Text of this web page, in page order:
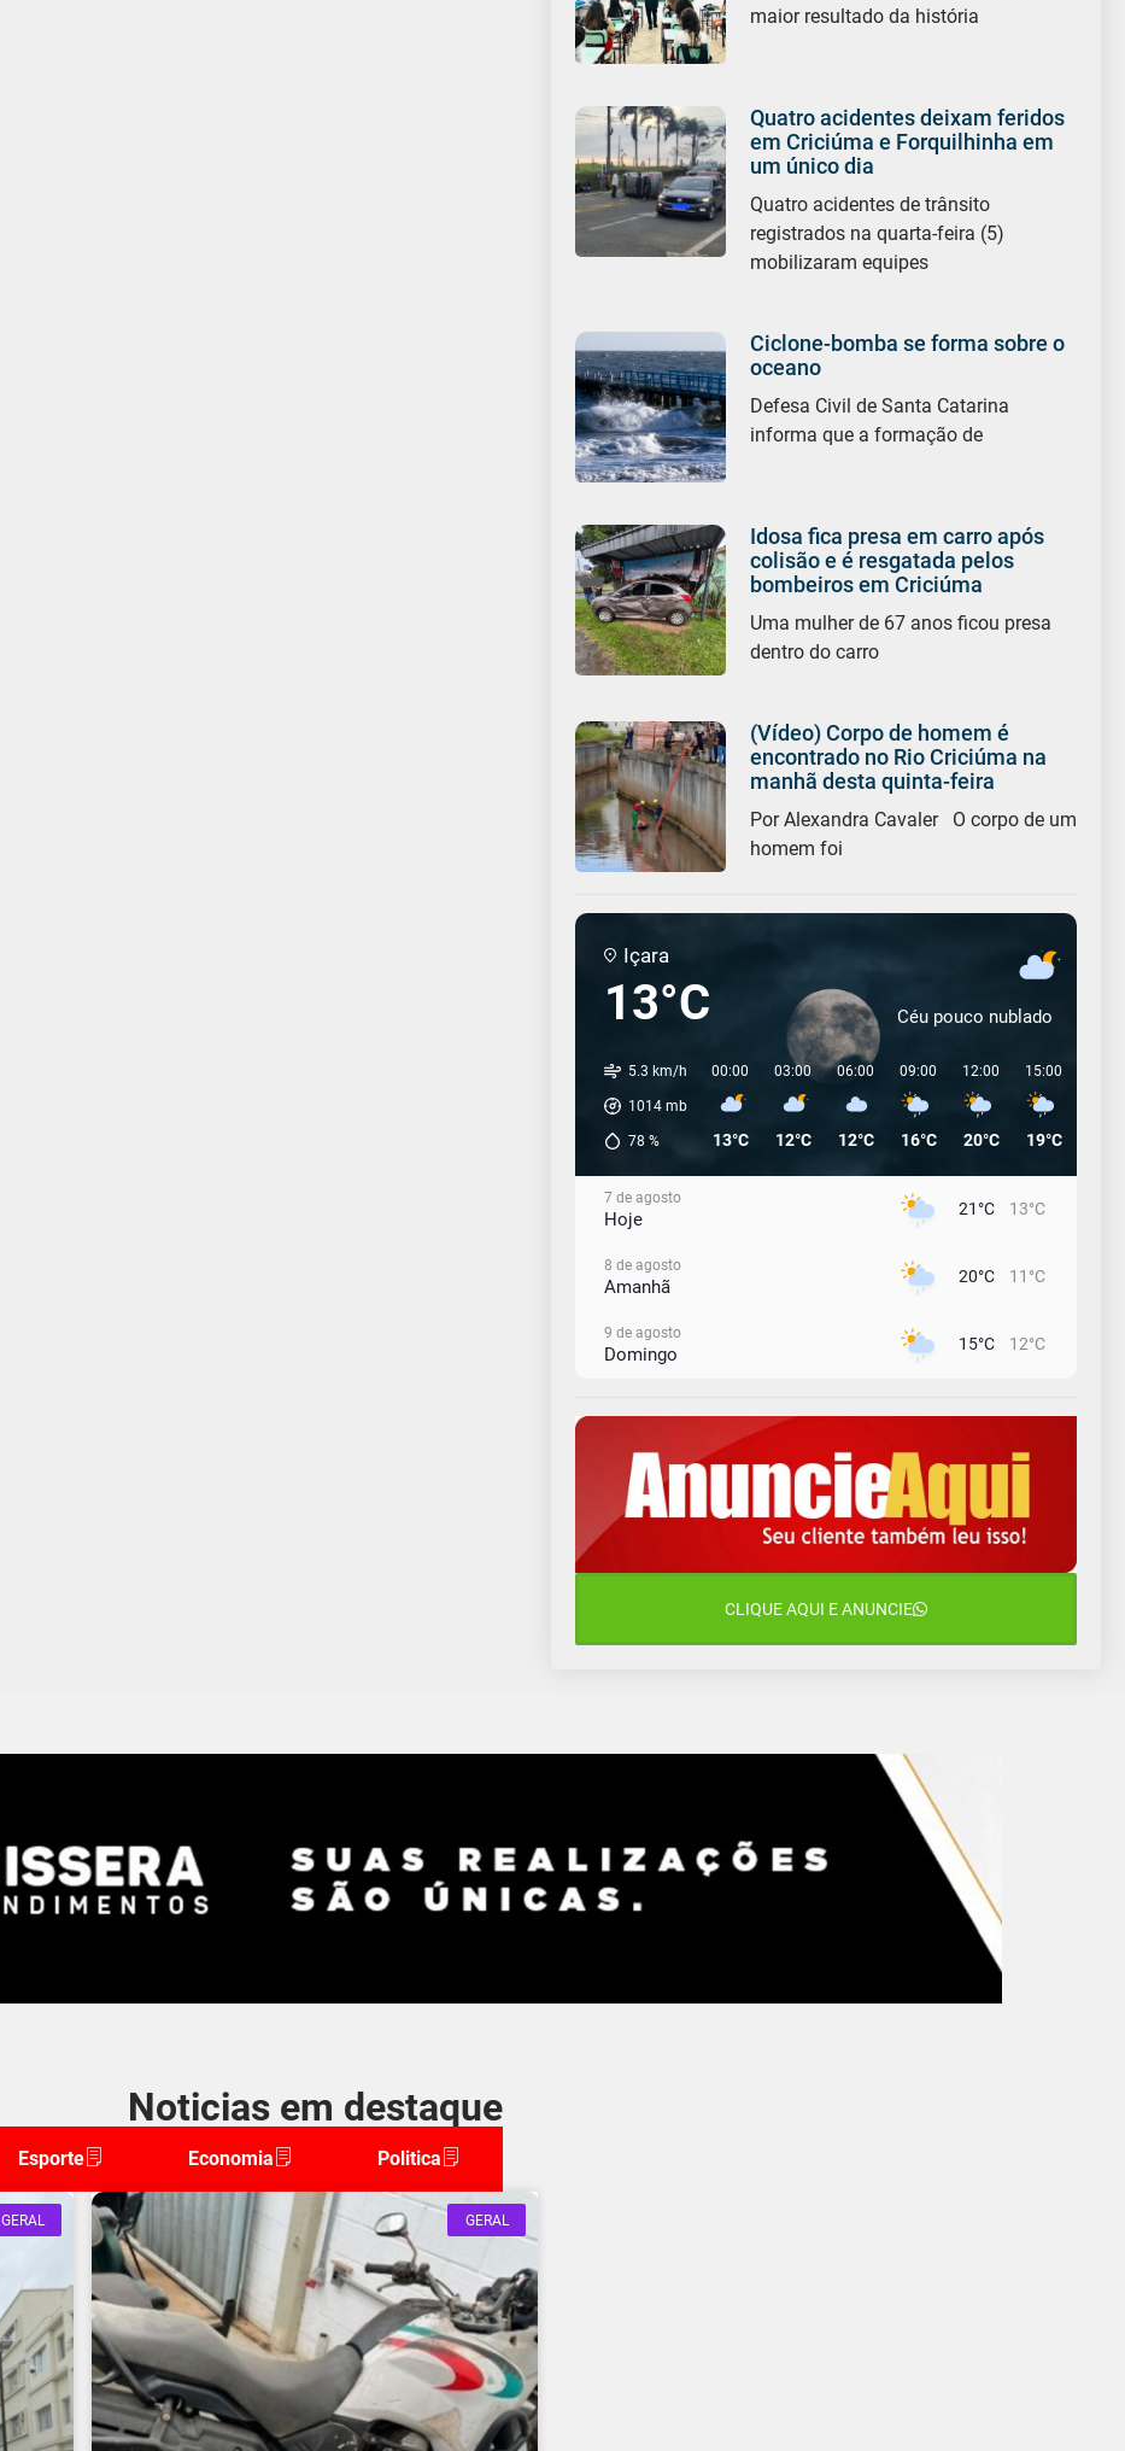
maior resultado da história
Quatro acidentes deixam feridos
em Criciúma e Forquilhinha em
um único dia
Quatro acidentes de trânsito
registrados na quarta-feira (5)
mobilizaram equipes
Ciclone-bomba se forma sobre o
oceano
Defesa Civil de Santa Catarina
informa que a formação de
Idosa fica presa em carro após
colisão e é resgatada pelos
bombeiros em Criciúma
Uma mulher de 67 anos ficou presa
dentro do carro
(Vídeo) Corpo de homem é
encontrado no Rio Criciúma na
manhã desta quinta-feira
Por Alexandra Cavaler O corpo de um
homem foi
Içara
13°C Céu pouco nublado
5.3 km/h
1014mb
78 %
00:00
13°C
03:00
12°C
06:00
12°C
09:00
16°C
12:00
20°C
15:00
19°C
7 de agosto
Hoje 21°C 13°C
8 de agosto
Amanhã 20°C 11°C
9 de agosto
Domingo 15°C 12°C
Segunda-Feira
11 de agosto
Terça-Feira
12 de agosto
16°C 11°C
CLIQUE AQUI E ANUNCIE
Noticias em destaque
Esporte Economia Politica
GERAL GERAL